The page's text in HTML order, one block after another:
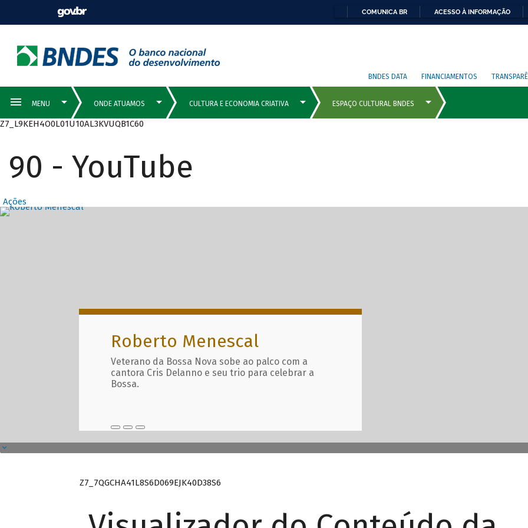
COMUNICA BR ACESSO À INFORMAÇÃO
BNDES DATA FINANCIAMENTOS
Z7_L9KEH4O0L01U10AL3KVUQB1C60
90 - YouTube
Ações
Destaques Principais com
Roberto Menescal
Veterano da Bossa Nova sobe ao palco com a
cantora Cris Delanno e seu trio para celebrar a
Bossa.
Z7_7QGCHA41L8S6D069EJK40D38S6